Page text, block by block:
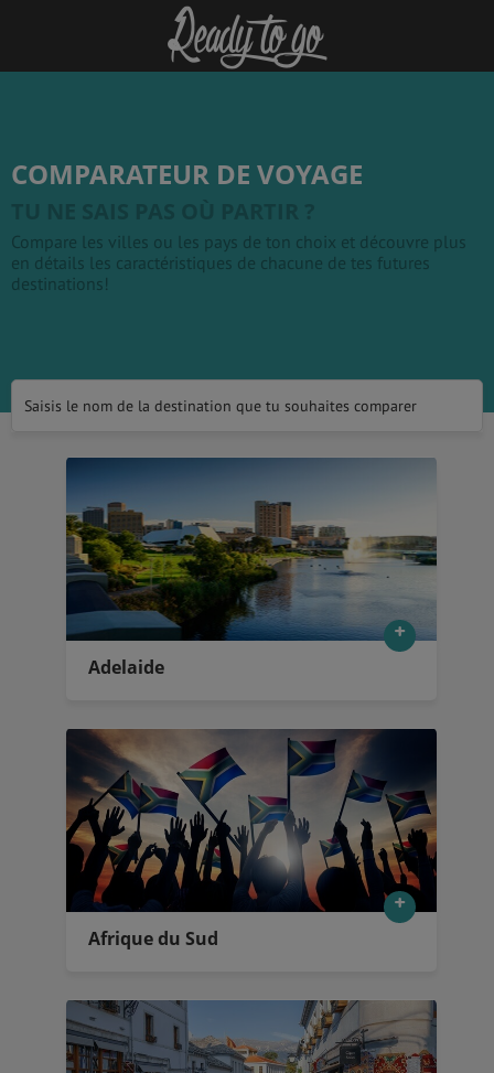
COMPARATEUR DE VOYAGE
Compare les villes ou les pays de ton choix et découvre plus
en détails les caractéristiques de chacune de tes futures
destinations!
Adelaide
Afrique du Sud